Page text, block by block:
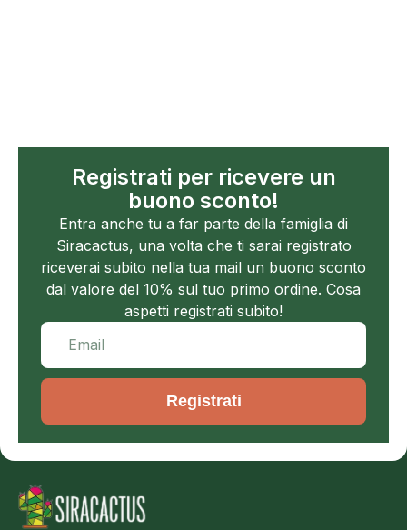
Registrati per ricevere un
buono sconto!
Entra anche tu a far parte della famiglia di
Siracactus, una volta che ti sarai registrato
riceverai subito nella tua mail un buono sconto
dal valore del 10% sul tuo primo ordine. Cosa
aspetti registrati subito!
Registrati